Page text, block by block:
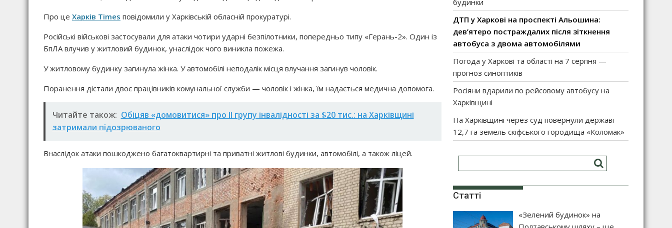
Про це Харків Times повідомили у Харківській обласній прокуратурі.
Російські військові застосували для атаки чотири ударні безпілотники, попередньо типу «Герань-2». Один із
БпЛА влучив у житловий будинок, унаслідок чого виникла пожежа.
У житловому будинку загинула жінка. У автомобілі неподалік місця влучання загинув чоловік.
Поранення дістали двоє працівників комунальної служби — чоловік і жінка, їм надається медична допомога.
Читайте також: Обіцяв «домовитися» про II групу інвалідності за $20 тис.: на Харківщині
затримали підозрюваного
Внаслідок атаки пошкоджено багатоквартирні та приватні житлові будинки, автомобілі, а також ліцей.
будинки
ДТП у Харкові на проспекті Альошина:
дев’ятеро постраждалих після зіткнення
автобуса з двома автомобілями
Погода у Харкові та області на 7 серпня —
прогноз синоптиків
Росіяни вдарили по рейсовому автобусу на
Харківщині
На Харківщині через суд повернули державі
12,7 га земель скіфського городища «Коломак»
Статті
«Зелений будинок» на